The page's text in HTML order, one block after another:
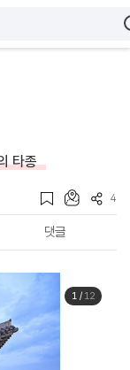
타종
4
댓글
1/ 12